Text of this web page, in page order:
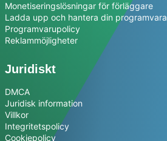
Monetiseringslösningar för förläggare
Ladda upp och hantera din programvara
Programvarupolicy
Reklammöjligheter
Juridiskt
DMCA
Juridisk information
Villkor
Integritetspolicy
Cookiepolicy